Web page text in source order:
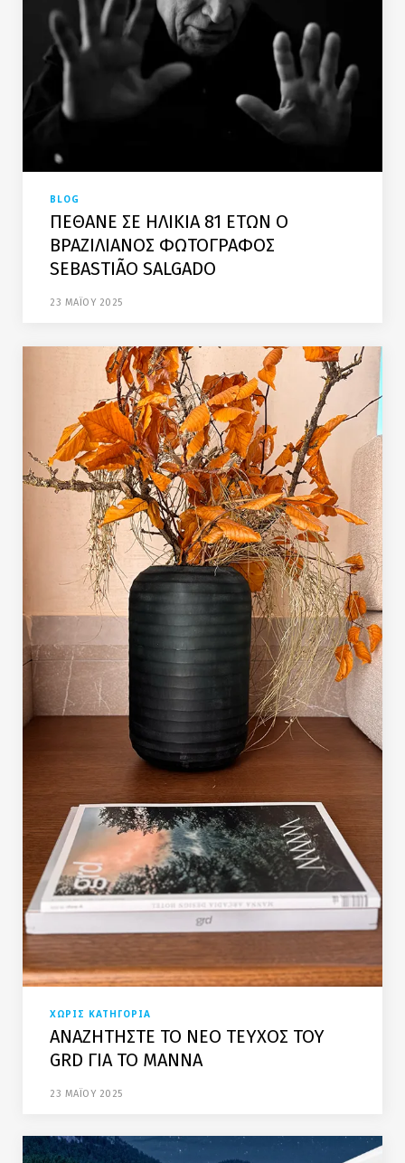
BLOG
ΠΕΘΑΝΕ ΣΕ ΗΛΙΚΙΑ 81 ΕΤΩΝ Ο
ΒΡΑΖΙΛΙΑΝΟΣ ΦΩΤΟΓΡΑΦΟΣ
SEBASTIÃO SALGADO
23 ΜΑΪΟΥ 2025
ΧΩΡΙΣ ΚΑΤΗΓΟΡΙΑ
ΑΝΑΖΗΤΗΣΤΕ ΤΟ ΝΕΟ ΤΕΥΧΟΣ ΤΟΥ
GRD ΓΙΑ ΤΟ ΜΑΝΝΑ
23 ΜΑΪΟΥ 2025